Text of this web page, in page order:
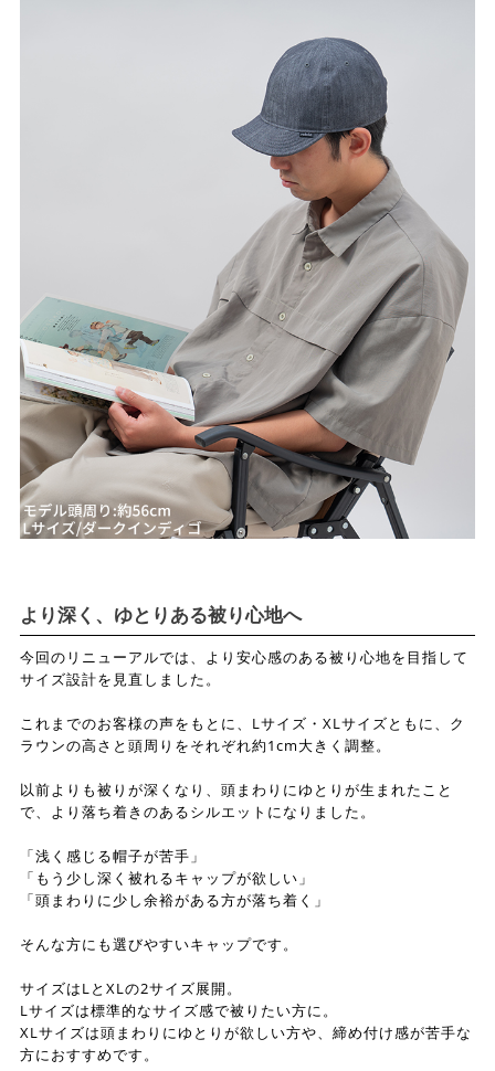
より深く、ゆとりある被り心地へ
今回のリニューアルでは、より安心感のある被り心地を目指して
サイズ設計を見直しました。
これまでのお客様の声をもとに、Lサイズ・XLサイズともに、ク
ラウンの高さと頭周りをそれぞれ約1cm大きく調整。
以前よりも被りが深くなり、頭まわりにゆとりが生まれたこと
で、より落ち着きのあるシルエットになりました。
「浅く感じる帽子が苦手」
「もう少し深く被れるキャップが欲しい」
「頭まわりに少し余裕がある方が落ち着く」
そんな方にも選びやすいキャップです。
サイズはLとXLの2サイズ展開。
Lサイズは標準的なサイズ感で被りたい方に。
XLサイズは頭まわりにゆとりが欲しい方や、締め付け感が苦手な
方におすすめです。